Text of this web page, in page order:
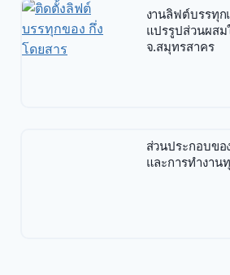
งานลิฟต์บรรทุก
แปรรูปส่วนผสม
จ.สมุทรสาคร
ส่วนประกอบขอ
และการทำงา